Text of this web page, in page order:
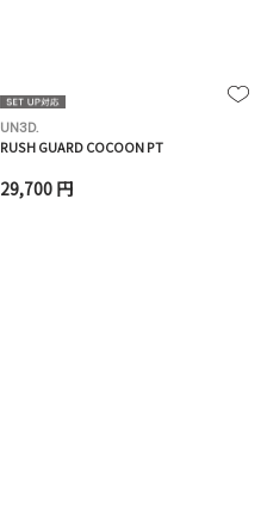
UN3D.
RUSH GUARD COCOON PT
29,700 円